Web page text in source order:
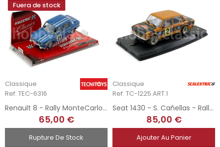
Fuera de stock
Classique
Ref: TEC-6316
Renault 8 - Rally MonteCarlo Blue
65,00 €
Rupture De Stock
Classique
Ref: TC-1225.ART.1
Seat 1430 - S. Cañellas - Rally de Asturias 1975 - Modified
85,00 €
Ajouter Au Panier